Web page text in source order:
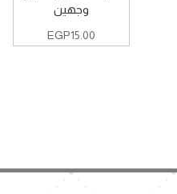
وجهين
EGP15.00